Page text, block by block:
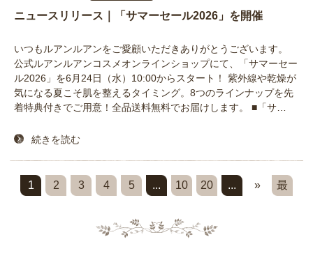
ニュースリリース｜「サマーセール2026」を開催
いつもルアンルアンをご愛顧いただきありがとうございます。
公式ルアンルアンコスメオンラインショップにて、「サマーセー
ル2026」を6月24日（水）10:00からスタート！ 紫外線や乾燥が
気になる夏こそ肌を整えるタイミング。8つのラインナップを先
着特典付きでご用意！全品送料無料でお届けします。 ■「サ…
続きを読む
1 2 3 4 5 ... 10 20 ... »
最